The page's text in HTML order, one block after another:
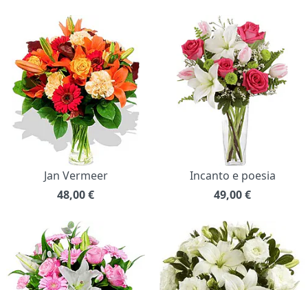
Jan Vermeer
48,00€
Incanto e poesia
49,00€